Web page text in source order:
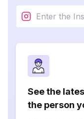
See the
the person